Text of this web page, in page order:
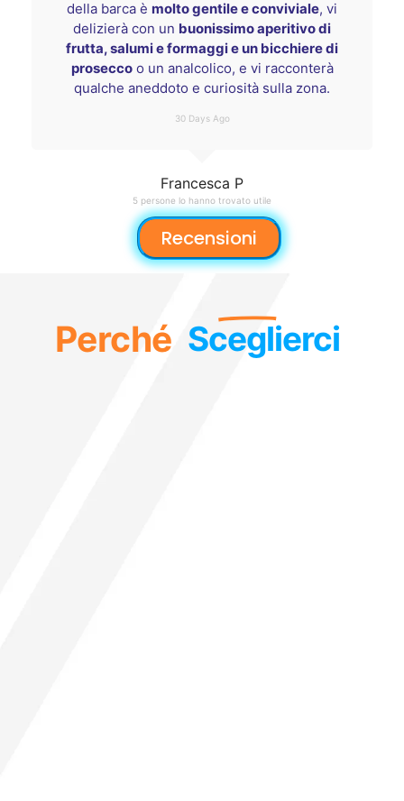
Francesca P
5 persone lo hanno trovato utile
della barca è molto gentile e conviviale, vi
delizierà con un buonissimo aperitivo di
frutta, salumi e formaggi e un bicchiere di
proseccoo un analcolico, e vi racconterà
qualche aneddoto e curiosità sulla zona.
30 Days Ago
Recensioni
Perché Sceglierci